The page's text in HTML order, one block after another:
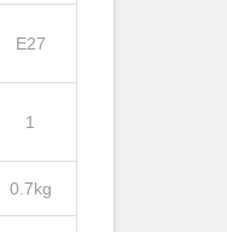
Ε27
1
0.7kg